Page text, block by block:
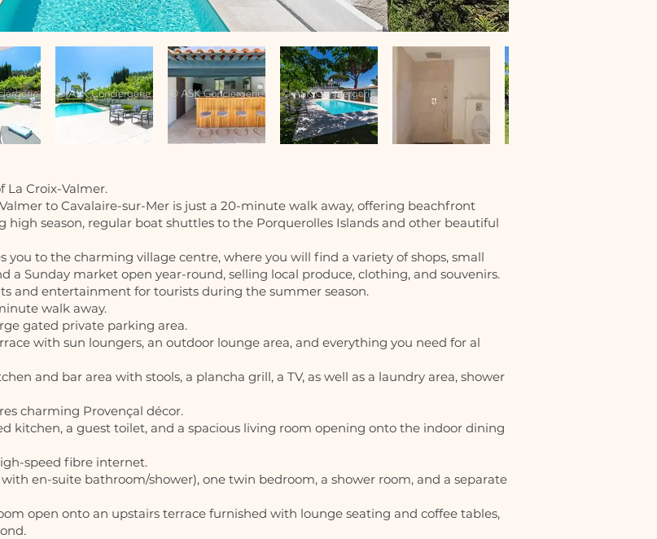
La Croix-Valmer.
to Cavalaire-sur-Mer is just a 20-minute walk away, offering beachfront
high season, regular boat shuttles to the Porquerolles Islands and other beautiful
to the charming village centre, where you will find a variety of shops, small
a Sunday market open year-round, selling local produce, clothing, and souvenirs.
and entertainment for tourists during the summer season.
walk away.
gated private parking area.
with sun loungers, an outdoor lounge area, and everything you need for al
and bar area with stools, a plancha grill, a TV, as well as a laundry area, shower
charming Provençal décor.
kitchen, a guest toilet, and a spacious living room opening onto the indoor dining
speed fibre internet.
en-suite bathroom/shower), one twin bedroom, a shower room, and a separate
open onto an upstairs terrace furnished with lounge seating and coffee tables,